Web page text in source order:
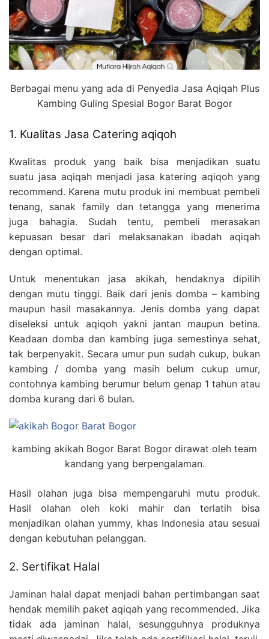
Berbagai menu yang ada di Penyedia Jasa Aqiqah Plus
Kambing Guling Spesial Bogor Barat Bogor
1. Kualitas Jasa Catering aqiqoh
Kwalitas produk yang baik bisa menjadikan suatu
suatu jasa aqiqah menjadi jasa katering aqiqoh yang
recommend. Karena mutu produk ini membuat pembeli
tenang, sanak family dan tetangga yang menerima
juga bahagia. Sudah tentu, pembeli merasakan
kepuasan besar dari melaksanakan ibadah aqiqah
dengan optimal.
Untuk menentukan jasa akikah, hendaknya dipilih
dengan mutu tinggi. Baik dari jenis domba – kambing
maupun hasil masakannya. Jenis domba yang dapat
diseleksi untuk aqiqoh yakni jantan maupun betina.
Keadaan domba dan kambing juga semestinya sehat,
tak berpenyakit. Secara umur pun sudah cukup, bukan
kambing / domba yang masih belum cukup umur,
contohnya kambing berumur belum genap 1 tahun atau
domba kurang dari 6 bulan.
kambing akikah Bogor Barat Bogor dirawat oleh team
kandang yang berpengalaman.
Hasil olahan juga bisa mempengaruhi mutu produk.
Hasil olahan oleh koki mahir dan terlatih bisa
menjadikan olahan yummy, khas Indonesia atau sesuai
dengan kebutuhan pelanggan.
2. Sertifikat Halal
Jaminan halal dapat menjadi bahan pertimbangan saat
hendak memilih paket aqiqah yang recommended. Jika
tidak ada jaminan halal, sesungguhnya produknya